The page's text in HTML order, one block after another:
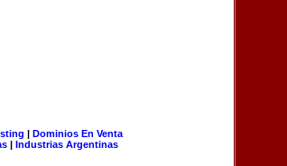
| Dominios En Venta
| Industrias Argentinas